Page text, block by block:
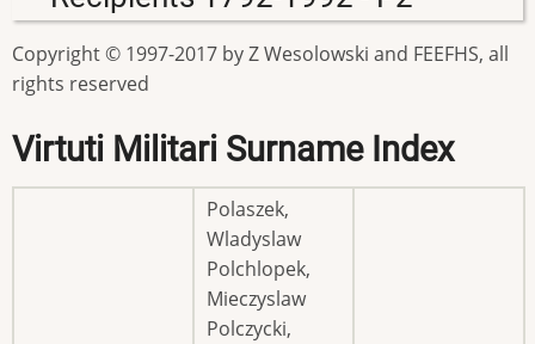
Copyright © 1997-2017 by Z Wesolowski and FEEFHS, all
rights reserved
Virtuti Militari Surname Index
Polaszek,
Wladyslaw
Polchlopek,
Mieczyslaw
Polczycki,